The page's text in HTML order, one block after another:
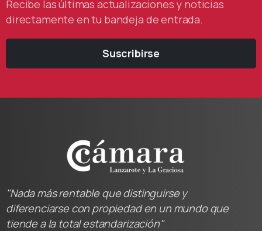
Recibe las últimas actualizaciones y noticias
directamente en tu bandeja de entrada.
Suscribirse
"Nada más rentable que distinguirse y
diferenciarse con propiedad en un mundo que
tiende a la total estandarización"